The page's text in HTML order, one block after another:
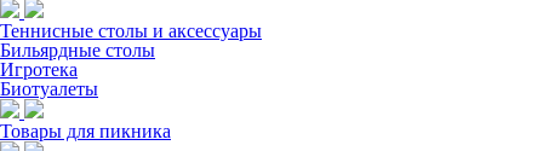
Теннисные столы и аксессуары
Бильярдные столы
Игротека
Биотуалеты
Товары для пикника